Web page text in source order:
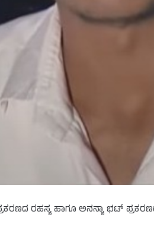
ರಹಸ್ಯ ಹಾಗೂ ಅನನ್ಯಾ ಭಟ್